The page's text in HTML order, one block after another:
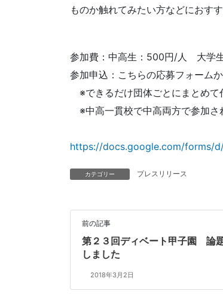
ものか触れてみたい方などにおすす
参加費：中高生：500円/人 大学
参加申込：こちらの応募フォーム
※できるだけ団体ごとにまとめて
※中高一貫校で中高両方で参加さ
https://docs.google.com/forms/
カテゴリー プレスリリース
前の記事
第２３回ディベート甲子園 論
しました
2018年3月2日